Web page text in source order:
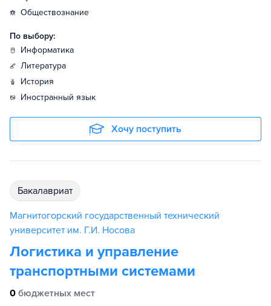
обществознание
По выбору:
информатика
литература
история
иностранный язык
Хочу поступить
бакалавриат
Магнитогорский государственный технический
университет им. Г.И. Носова
Логистика и управление
транспортными системами
0 бюджетных мест